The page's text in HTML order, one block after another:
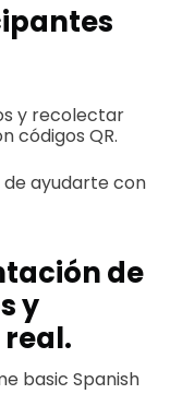
y recolectar
códigos QR.
ayudarte con
de
y
basic Spanish